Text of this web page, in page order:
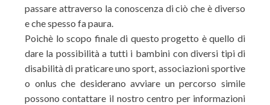
passare attraverso la conoscenza di ciò che è diverso
e che spesso fa paura.
Poichè lo scopo finale di questo progetto è quello di
dare la possibilità a tutti i bambini con diversi tipi di
disabilità di praticare uno sport, associazioni sportive
o onlus che desiderano avviare un percorso simile
possono contattare il nostro centro per informazioni